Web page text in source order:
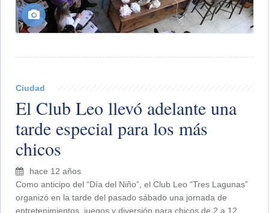
Ciudad
El Club Leo llevó adelante una
tarde especial para los más
chicos
hace 12 años
Como anticipo del “Día del Niño”, el Club Leo “Tres Lagunas”
organizó en la tarde del pasado sábado una jornada de
entretenimientos, juegos y diversión para chicos de 2 a 12